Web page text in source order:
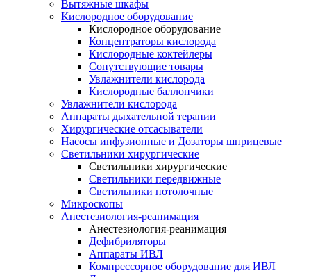
Вытяжные шкафы
Кислородное оборудование
Кислородное оборудование
Концентраторы кислорода
Кислородные коктейлеры
Сопутствующие товары
Увлажнители кислорода
Кислородные баллончики
Увлажнители кислорода
Аппараты дыхательной терапии
Хирургические отсасыватели
Насосы инфузионные и Дозаторы шприцевые
Светильники хирургические
Светильники хирургические
Светильники передвижные
Светильники потолочные
Микроскопы
Анестезиология-реанимация
Анестезиология-реанимация
Дефибриляторы
Аппараты ИВЛ
Компрессорное оборудование для ИВЛ